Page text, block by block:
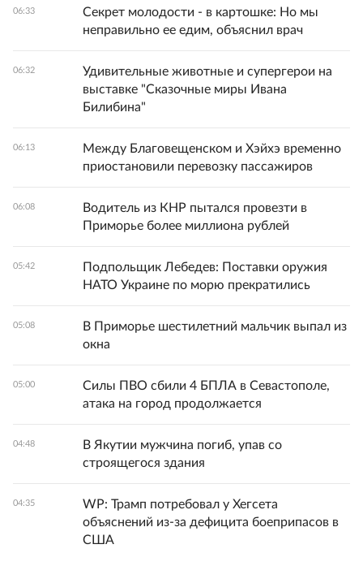
06:33
Секрет молодости - в картошке: Но мы
неправильно ее едим, объяснил врач
06:32
Удивительные животные и супергерои на
выставке "Сказочные миры Ивана
Билибина"
06:13
Между Благовещенском и Хэйхэ временно
приостановили перевозку пассажиров
06:08
Водитель из КНР пытался провезти в
Приморье более миллиона рублей
05:42
Подпольщик Лебедев: Поставки оружия
НАТО Украине по морю прекратились
05:08
В Приморье шестилетний мальчик выпал из
окна
05:00
Силы ПВО сбили 4 БПЛА в Севастополе,
атака на город продолжается
04:48
В Якутии мужчина погиб, упав со
строящегося здания
04:35
WP: Трамп потребовал у Хегсета
объяснений из-за дефицита боеприпасов в
США